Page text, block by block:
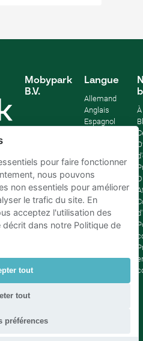
Mobypark
B.V.
Langue
Allemand
Anglais
Espagnol
|Parking Eindhoven
pour faire fonctionner
nous pouvons
non essentiels pour améliorer
le trafic du site. En
acceptez l'utilisation des
dans notre Politique de
tout
tout
préférences